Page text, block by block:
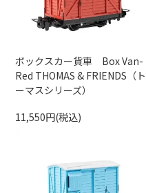
ボックスカー貨車 Box Van-
Red THOMAS & FRIENDS（ト
ーマスシリーズ）
11,550円(税込)